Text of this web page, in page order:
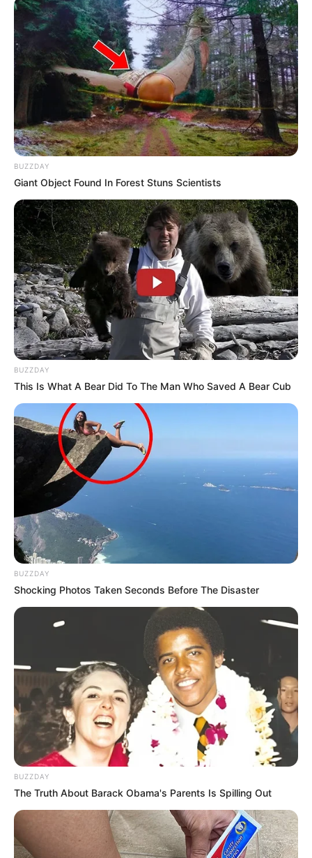
BUZZDAY
Giant Object Found In Forest Stuns Scientists
BUZZDAY
This Is What A Bear Did To The Man Who Saved A Bear Cub
BUZZDAY
Shocking Photos Taken Seconds Before The Disaster
BUZZDAY
The Truth About Barack Obama's Parents Is Spilling Out